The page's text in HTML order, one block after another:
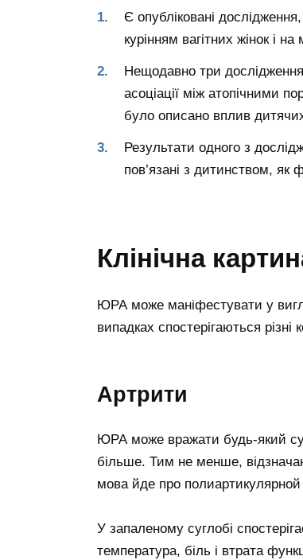
Є опубліковані
курінням вагітних жінок і
Нещодавно три
асоціації між атопічними
було описано вплив
Результати одного з
пов’язані з дитинством,
Клінічна
ЮРА може маніфестувати у
випадках спостерігаються
Артрити
ЮРА може вражати будь-який
більше. Тим не менше,
мова йде про
У запаленому суглобі
температура, біль і втрата